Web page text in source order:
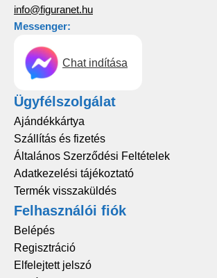
info@figuranet.hu
Messenger:
Chat indítása
Ügyfélszolgálat
Ajándékkártya
Szállítás és fizetés
Általános Szerződési Feltételek
Adatkezelési tájékoztató
Termék visszaküldés
Felhasználói fiók
Belépés
Regisztráció
Elfelejtett jelszó